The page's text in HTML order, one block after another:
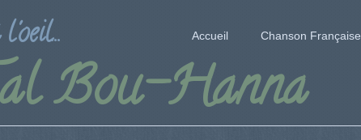
Bou-Hanna
Accueil Chanson Française